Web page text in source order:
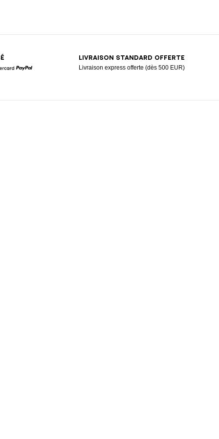
LIVRAISON STANDARD OFFERTE
Livraison express offerte (dès 500 EUR)